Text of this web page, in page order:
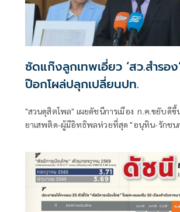
ซัดแก๊งลูกเทพเอี่ยว ‘สว.สำรอง
ป๊อกโผล่ปลุกเปลี่ยนปท.
"สวนดุสิตโพล" เผยดัชนีการเมือง ก.ค.ขยับดี
ยาเสพติด-ผู้มีอิทธิพลห่วยที่สุด "อนุทิน-รักชน